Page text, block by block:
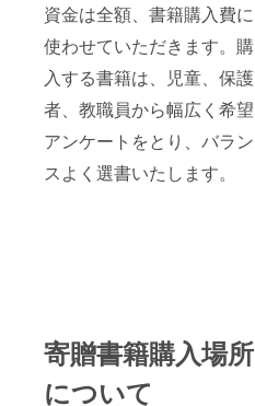
資金は全額、書籍購入費に
使わせていただきます。購
入する書籍は、児童、保護
者、教職員から幅広く希望
アンケートをとり、バラン
スよく選書いたします。
寄贈書籍購入場所
について